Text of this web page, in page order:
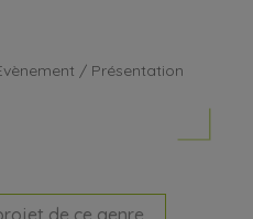
/ Présentation